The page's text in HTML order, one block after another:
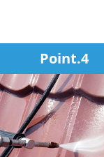
Point.4